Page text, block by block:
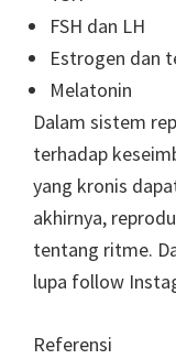
FSH dan LH
Estrogen dan
Melatonin
Dalam sistem
terhadap
yang kronis
akhirnya,
tentang ritme.
lupa follow
Referensi